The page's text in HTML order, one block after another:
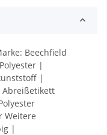
Beechfield
|
|
Weitere
|